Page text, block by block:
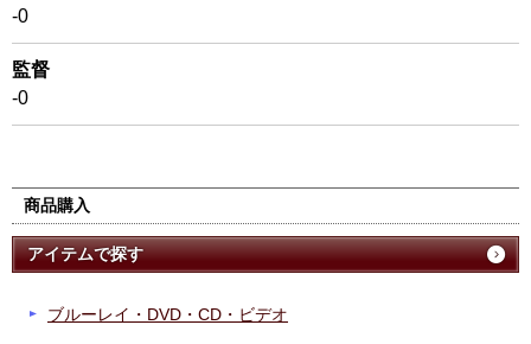
-0
監督
-0
商品購入
アイテムで探す
ブルーレイ・DVD・CD・ビデオ